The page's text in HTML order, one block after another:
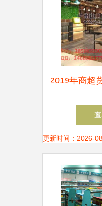
2019年商超
价分析 机械
更新时间：2026-